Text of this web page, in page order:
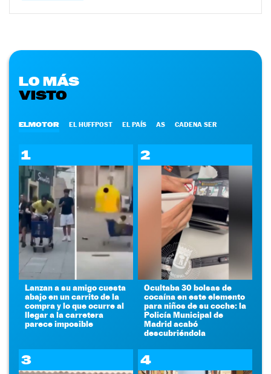
LO MÁS
VISTO
ELMOTOR EL HUFFPOST EL PAÍS AS CADENA SER
1
Lanzan a su amigo cuesta
abajo en un carrito de la
compra y lo que ocurre al
llegar a la carretera
parece imposible
2
Ocultaba 30 bolsas de
cocaína en este elemento
para niños de su coche: la
Policía Municipal de
Madrid acabó
descubriéndola
3 4